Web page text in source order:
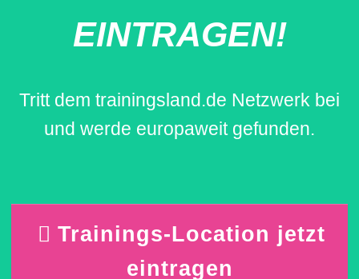
EINTRAGEN!
Tritt dem trainingsland.de Netzwerk bei
und werde europaweit gefunden.
Trainings-Location jetzt
eintragen